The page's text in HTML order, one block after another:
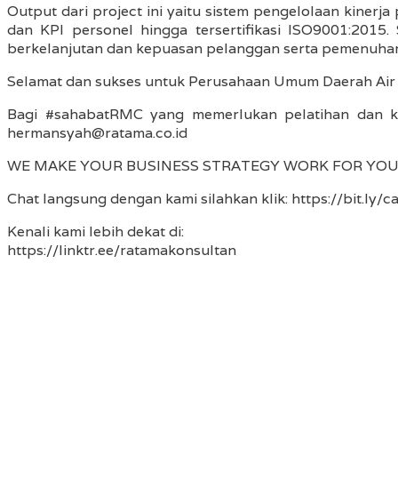
Output dari project ini yaitu sistem pengelolaan kinerja
dan KPI personel hingga tersertifikasi
berkelanjutan dan kepuasan pelanggan serta
Selamat dan sukses untuk Perusahaan Umum Daerah
Bagi #sahabatRMC yang memerlukan pelatihan dan
hermansyah@ratama.co.id
WE MAKE YOUR BUSINESS STRATEGY WORK FOR YOU
Chat langsung dengan kami silahkan klik: https://bit.ly/
Kenali kami lebih dekat di:
https://linktr.ee/ratamakonsultan